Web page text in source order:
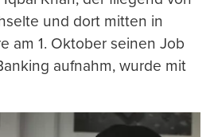
und dort mitten in
am 1. Oktober seinen Job
aufnahm, wurde mit